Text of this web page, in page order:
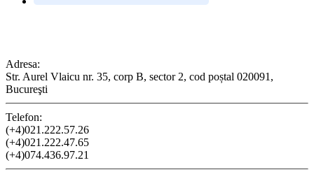
Adresa:
Str. Aurel Vlaicu nr. 35, corp B, sector 2, cod poștal 020091,
Bucureşti
Telefon:
(+4)021.222.57.26
(+4)021.222.47.65
(+4)074.436.97.21